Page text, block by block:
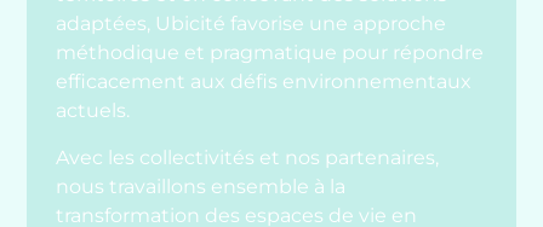
adaptées, Ubicité favorise une approche
méthodique et pragmatique pour répondre
efficacement aux défis environnementaux
actuels.
Avec les collectivités et nos partenaires,
nous travaillons ensemble à la
transformation des espaces de vie en